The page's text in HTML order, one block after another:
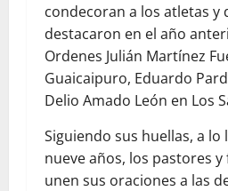
condecoran a los atletas y
destacaron en el año
Ordenes Julián Martínez
Guaicaipuro, Eduardo
Delio Amado León en Los
Siguiendo sus huellas, a lo
nueve años, los pastores y
unen sus oraciones a las